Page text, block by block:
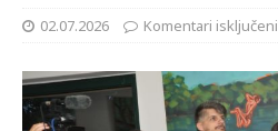
02.07.2026 Komentari isključeni